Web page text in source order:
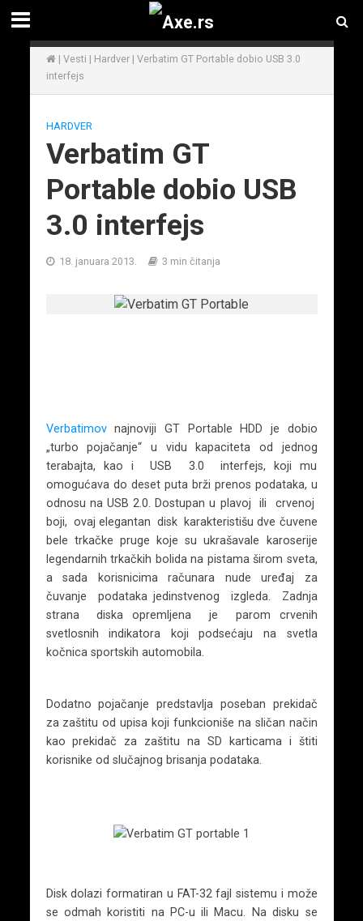
| Vesti | Hardver| Verbatim GT Portable dobio USB 3.0
interfejs
HARDVER
Verbatim GT
Portable dobio USB
3.0 interfejs
18. januara 2013. 3 min čitanja
Verbatimovnajnoviji GT Portable HDD je dobio
„turbo pojačanje“ u vidu kapaciteta od jednog
terabajta, kao i USB 3.0 interfejs, koji mu
omogućava do deset puta brži prenos podataka, u
odnosu na USB 2.0. Dostupan u plavoj ili crvenoj
boji, ovaj elegantan disk karakteristišu dve čuvene
bele trkačke pruge koje su ukrašavale karoserije
legendarnih trkačkih bolida na pistama širom sveta,
a sada korisnicima računara nude uređaj za
čuvanje podataka jedinstvenog izgleda. Zadnja
strana diska opremljena je parom crvenih
svetlosnih indikatora koji podsećaju na svetla
kočnica sportskih automobila.
Dodatno pojačanje predstavlja poseban prekidač
za zaštitu od upisa koji funkcioniše na sličan način
kao prekidač za zaštitu na SD karticama i štiti
korisnike od slučajnog brisanja podataka.
Disk dolazi formatiran u FAT-32 fajl sistemu i može
se odmah koristiti na PC-u ili Macu. Na disku se